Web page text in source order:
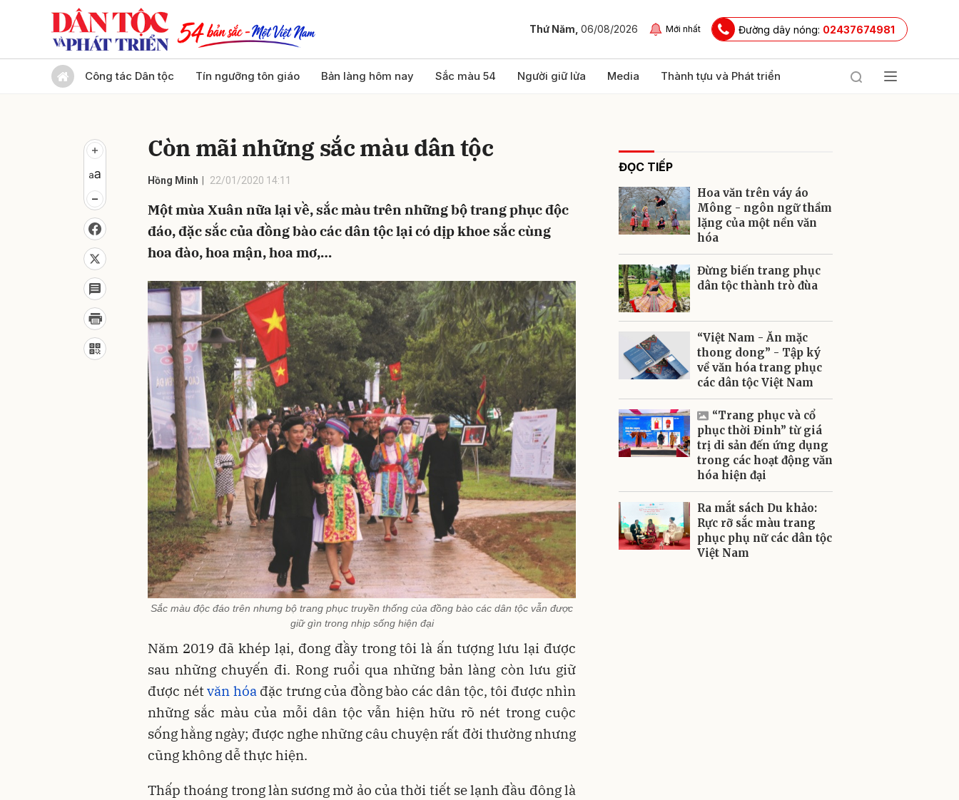
Thứ Năm, 06/08/2026 Mới nhất Đường dây nóng: 02437674981
Công tác Dân tộc Tín ngưỡng tôn giáo Bản làng hôm nay Sắc màu 54 Người giữ lửa Media Thành tựu và Phát triển
Còn mãi những sắc màu dân tộc
Hồng Minh 22/01/2020 14:11
Một mùa Xuân nữa lại về, sắc màu trên những bộ trang phục độc
đáo, đặc sắc của đồng bào các dân tộc lại có dịp khoe sắc cùng
hoa đào, hoa mận, hoa mơ,…
Sắc màu độc đáo trên nhưng bộ trang phục truyền thống của đồng bào các dân tộc vẫn được
giữ gìn trong nhịp sống hiện đại
Năm 2019 đã khép lại, đong đầy trong tôi là ấn tượng lưu lại được
sau những chuyến đi. Rong ruổi qua những bản làng còn lưu giữ
được nétvăn hóađặc trưng của đồng bào các dân tộc, tôi được nhìn
những sắc màu của mỗi dân tộc vẫn hiện hữu rõ nét trong cuộc
sống hằng ngày; được nghe những câu chuyện rất đời thường nhưng
cũng không dễ thực hiện.
Thấp thoáng trong làn sương mờ ảo của thời tiết se lạnh đầu đông là
ĐỌC TIẾP
Hoa văn trên váy áo
Mông - ngôn ngữ thầm
lặng của một nền văn
hóa
Đừng biến trang phục
dân tộc thành trò đùa
“Việt Nam - Ăn mặc
thong dong” - Tập ký
về văn hóa trang phục
các dân tộc Việt Nam
“Trang phục và cổ
phục thời Đinh” từ giá
trị di sản đến ứng dụng
trong các hoạt động văn
hóa hiện đại
Ra mắt sách Du khảo:
Rực rỡ sắc màu trang
phục phụ nữ các dân tộc
Việt Nam
Gửi bình luận
Gửi